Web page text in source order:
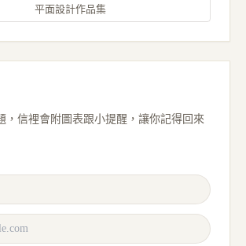
平面設計作品集
，信裡會附圖表跟小提醒，讓你記得回來